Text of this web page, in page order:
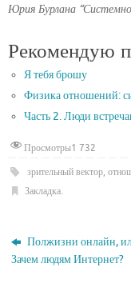
Юрия Бурлана
Рекомендую
Я тебя брошу
Физика отношений:
Часть 2. Люди
Просмотры1 732
зрительный вектор,
Закладка.
Полжизни онлайн,
Зачем людям Интернет?